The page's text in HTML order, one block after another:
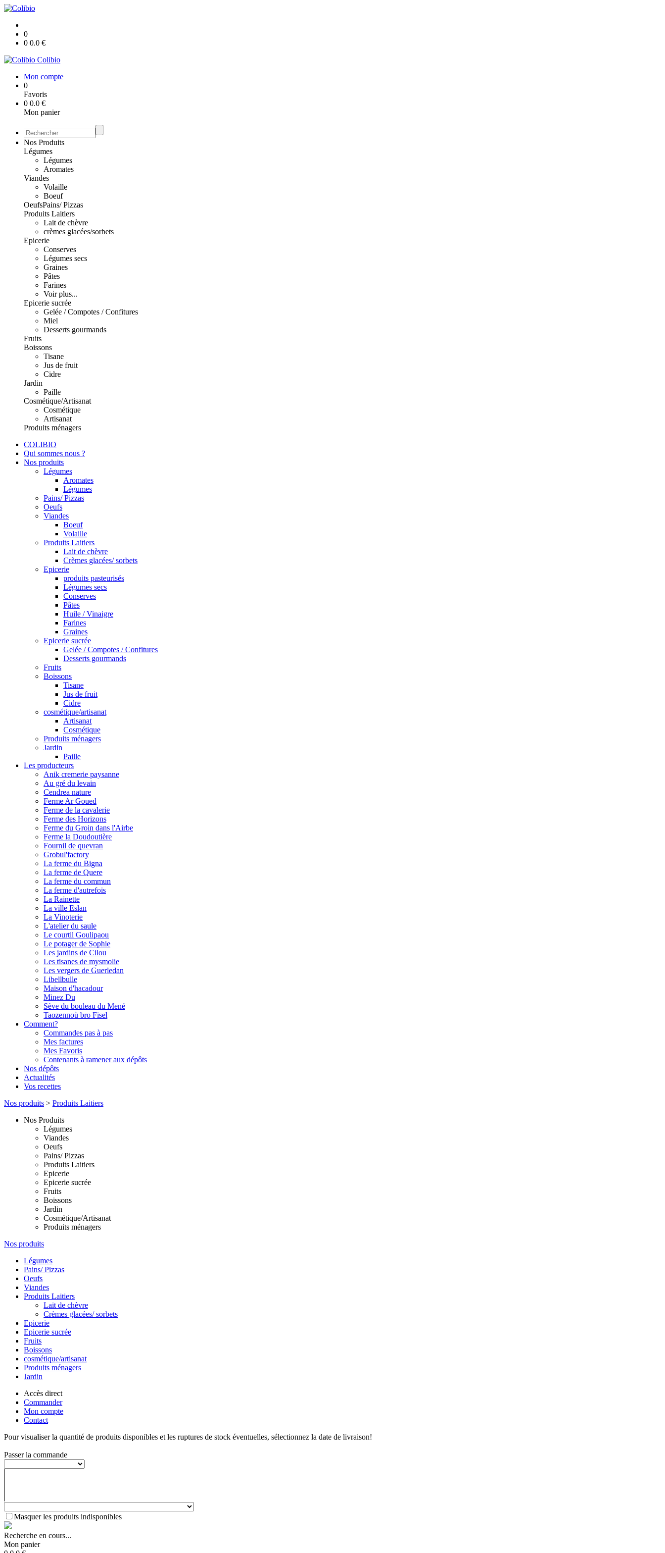
0
0 0.0 €
Colibio
Mon compte
0
Favoris
0 0.0 €
Mon panier
Nos Produits
Légumes
Légumes
Aromates
Viandes
Volaille
Boeuf
OeufsPains/ Pizzas
Produits Laitiers
Lait de chèvre
crèmes glacées/sorbets
Epicerie
Conserves
Légumes secs
Graines
Pâtes
Farines
Voir plus...
Epicerie sucrée
Gelée / Compotes / Confitures
Miel
Desserts gourmands
Fruits
Boissons
Tisane
Jus de fruit
Cidre
Jardin
Paille
Cosmétique/Artisanat
Cosmétique
Artisanat
Produits ménagers
COLIBIO
Qui sommes nous ?
Nos produits
Légumes
Aromates
Légumes
Pains/ Pizzas
Oeufs
Viandes
Boeuf
Volaille
Produits Laitiers
Lait de chèvre
Crèmes glacées/ sorbets
Epicerie
produits pasteurisés
Légumes secs
Conserves
Pâtes
Huile / Vinaigre
Farines
Graines
Epicerie sucrée
Gelée / Compotes / Confitures
Desserts gourmands
Fruits
Boissons
Tisane
Jus de fruit
Cidre
cosmétique/artisanat
Artisanat
Cosmétique
Produits ménagers
Jardin
Paille
Les producteurs
Anik cremerie paysanne
Au gré du levain
Cendrea nature
Ferme Ar Goued
Ferme de la cavalerie
Ferme des Horizons
Ferme du Groin dans l'Airbe
Ferme la Doudoutière
Fournil de quevran
Grobul'factory
La ferme du Bigna
La ferme de Quere
La ferme du commun
La ferme d'autrefois
La Rainette
La ville Eslan
La Vinoterie
L'atelier du saule
Le courtil Goulipaou
Le potager de Sophie
Les jardins de Cilou
Les tisanes de mysmolie
Les vergers de Guerledan
Libellbulle
Maison d'hacadour
Minez Du
Sève du bouleau du Mené
Taozennoù bro Fisel
Comment?
Commandes pas à pas
Mes factures
Mes Favoris
Contenants à ramener aux dépôts
Nos dépôts
Actualités
Vos recettes
Nos produits > Produits Laitiers
Nos Produits
Légumes
Viandes
Oeufs
Pains/ Pizzas
Produits Laitiers
Epicerie
Epicerie sucrée
Fruits
Boissons
Jardin
Cosmétique/Artisanat
Produits ménagers
Nos produits
Légumes
Pains/ Pizzas
Oeufs
Viandes
Produits Laitiers
Lait de chèvre
Crèmes glacées/ sorbets
Epicerie
Epicerie sucrée
Fruits
Boissons
cosmétique/artisanat
Produits ménagers
Jardin
Accès direct
Commander
Mon compte
Contact
Pour visualiser la quantité de produits disponibles et les ruptures de stock éventuelles, sélectionnez la date de livraison!
Passer la commande
Masquer les produits indisponibles
Recherche en cours...
Mon panier